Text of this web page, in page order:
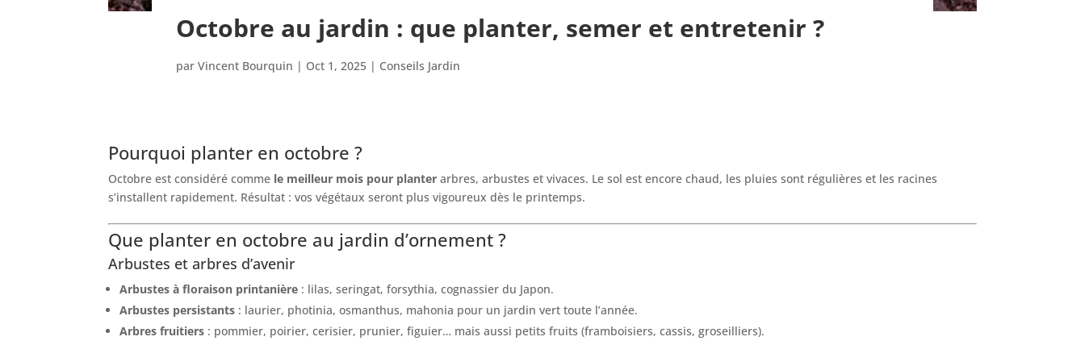
Octobre au jardin : que planter, semer et entretenir ?
parVincent Bourquin | Oct 1, 2025 | Conseils Jardin
Pourquoi planter en octobre ?
Octobre est considéré comme le meilleur mois pour planter arbres, arbustes et vivaces. Le sol est encore chaud, les pluies sont régulières et les racines
s’installent rapidement. Résultat : vos végétaux seront plus vigoureux dès le printemps.
Que planter en octobre au jardin d’ornement ?
Arbustes et arbres d’avenir
Arbustes à floraison printanière : lilas, seringat, forsythia, cognassier du Japon.
Arbustes persistants : laurier, photinia, osmanthus, mahonia pour un jardin vert toute l’année.
Arbres fruitiers : pommier, poirier, cerisier, prunier, figuier… mais aussi petits fruits (framboisiers, cassis, groseilliers).